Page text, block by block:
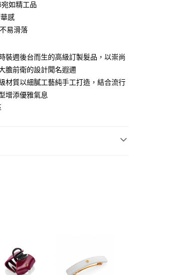
品之後才付款」的支付方式。 讓您購物簡單
需綁卡、不需儲值。
後，再付款。
確認金額後，即可完成結帳。
繳費通知簡訊。
需立刻繳費，但若您需要取消訂單，請聯
內提供個人資料，並將交易相關給付款項請
限公司。
請瀏覽以下網址：
含以上)免運費
含以上)免運費
如精工品
感
易滑落
裝週後台而生的高級訂製髮品，以崇尚
膽前衛的設計聞名遐邇
材質以細膩工藝純手工打造，結合流行
增添優雅氣息